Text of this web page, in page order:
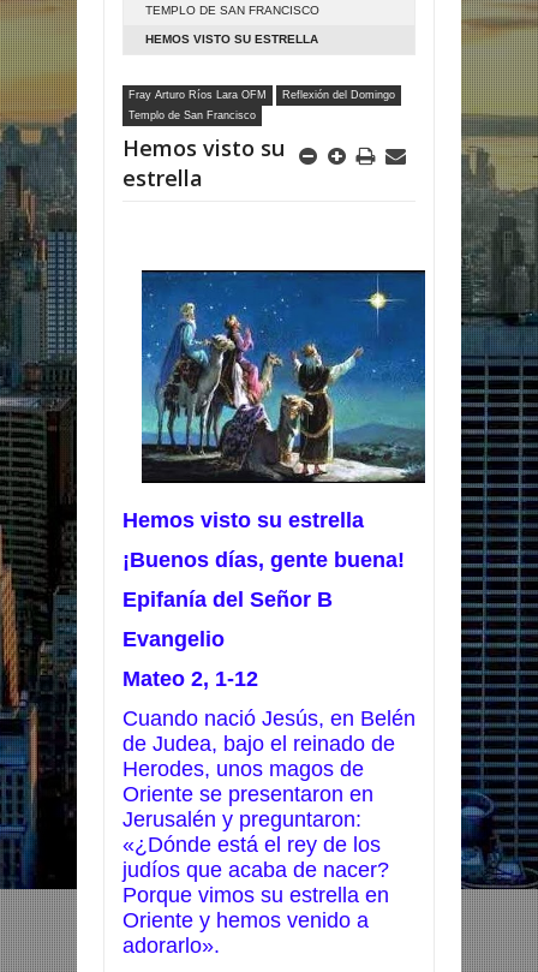
TEMPLO DE SAN FRANCISCO
HEMOS VISTO SU ESTRELLA
Fray Arturo Ríos Lara OFM
Reflexión del Domingo
Templo de San Francisco
Hemos visto su
estrella
Hemos visto su estrella
¡Buenos días, gente buena!
Epifanía del Señor B
Evangelio
Mateo 2, 1-12
Cuando nació Jesús, en Belén
de Judea, bajo el reinado de
Herodes, unos magos de
Oriente se presentaron en
Jerusalén y preguntaron:
«¿Dónde está el rey de los
judíos que acaba de nacer?
Porque vimos su estrella en
Oriente y hemos venido a
adorarlo».